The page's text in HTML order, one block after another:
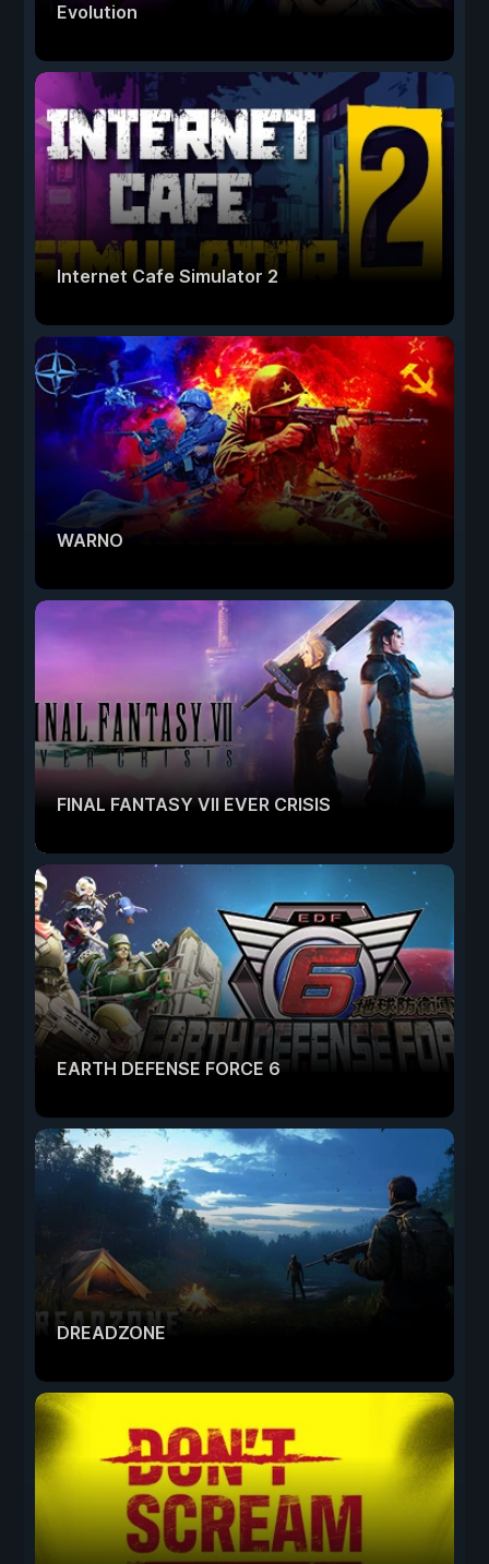
Evolution
Internet Cafe Simulator 2
WARNO
FINAL FANTASY VII EVER CRISIS
EARTH DEFENSE FORCE 6
DREADZONE